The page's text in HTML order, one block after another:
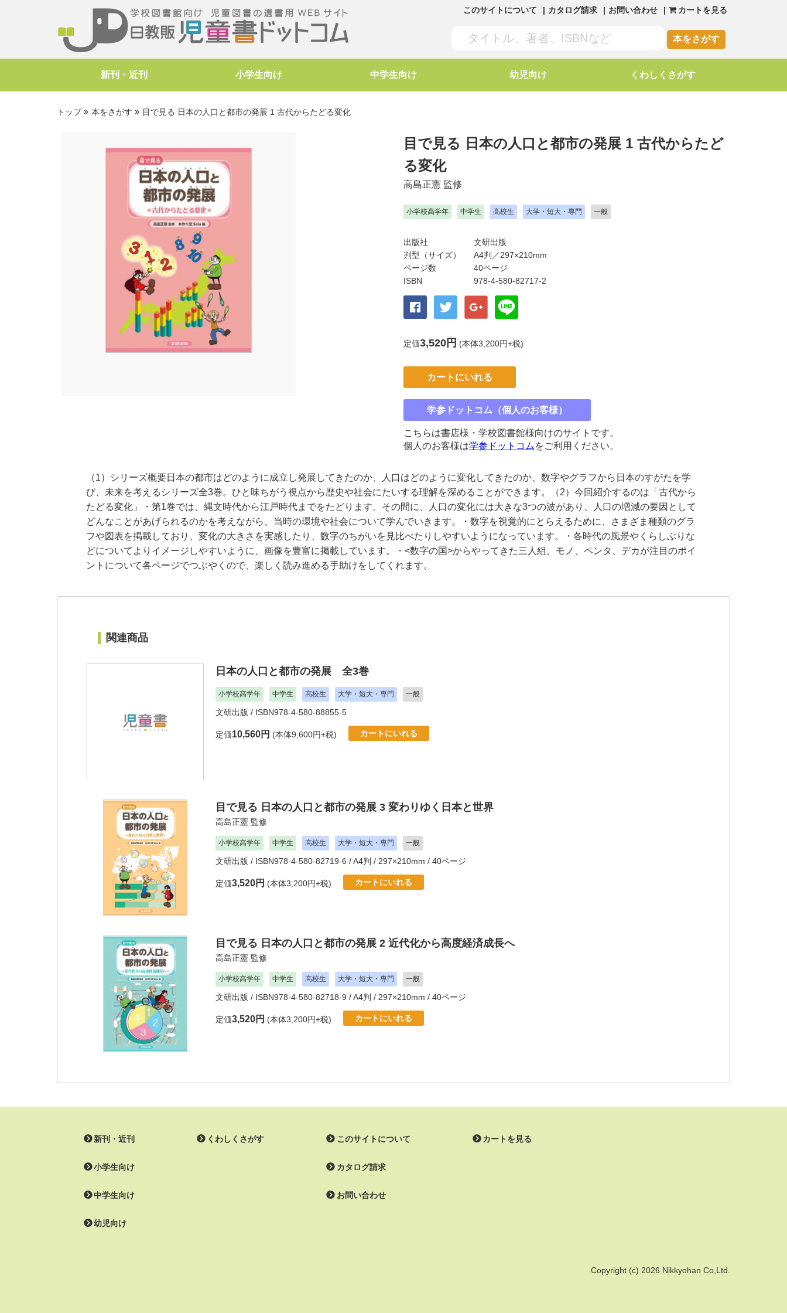
このサイトについて カタログ請求 お問い合わせ カートを見る
本をさがす
新刊・近刊 小学生向け 中学生向け 幼児向け くわしくさがす
トップ 本をさがす 目で見る 日本の人口と都市の発展 1 古代からたどる変化
目で見る 日本の人口と都市の発展 1 古代からたど
る変化
高島正憲 監修
小学校高学年 中学生 高校生 大学・短大・専門 一般
出版社
文研出版
判型（サイズ）
A4判／297×210mm
ページ数
40ページ
ISBN
978-4-580-82717-2
定価3,520円 (本体3,200円+税)
カートにいれる
学参ドットコム（個人のお客様）
こちらは書店様・学校図書館様向けのサイトです。
個人のお客様は学参ドットコム をご利用ください。
（1）シリーズ概要日本の都市はどのように成立し発展してきたのか、人口はどのように変化してきたのか、数字やグラフから日本のすがたを学
び、未来を考えるシリーズ全3巻。ひと味ちがう視点から歴史や社会にたいする理解を深めることができます。（2）今回紹介するのは「古代から
たどる変化」・第1巻では、縄文時代から江戸時代までをたどります。その間に、人口の変化には大きな3つの波があり、人口の増減の要因として
どんなことがあげられるのかを考えながら、当時の環境や社会について学んでいきます。・数字を視覚的にとらえるために、さまざま種類のグラ
フや図表を掲載しており、変化の大きさを実感したり、数字のちがいを見比べたりしやすいようになっています。・各時代の風景やくらしぶりな
どについてよりイメージしやすいように、画像を豊富に掲載しています。・<数字の国>からやってきた三人組、モノ、ペンタ、デカが注目のポイ
ントについて各ページでつぶやくので、楽しく読み進める手助けをしてくれます。
関連商品
日本の人口と都市の発展 全3巻
小学校高学年 中学生 高校生 大学・短大・専門 一般
文研出版 / ISBN978-4-580-88855-5
定価10,560円 (本体9,600円+税) カートにいれる
目で見る 日本の人口と都市の発展 3 変わりゆく日本と世界
高島正憲 監修
小学校高学年 中学生 高校生 大学・短大・専門 一般
文研出版 / ISBN978-4-580-82719-6 / A4判 / 297×210mm / 40ページ
定価3,520円 (本体3,200円+税) カートにいれる
目で見る 日本の人口と都市の発展 2 近代化から高度経済成長へ
高島正憲 監修
小学校高学年 中学生 高校生 大学・短大・専門 一般
文研出版 / ISBN978-4-580-82718-9 / A4判 / 297×210mm / 40ページ
定価3,520円 (本体3,200円+税) カートにいれる
新刊・近刊
小学生向け
中学生向け
幼児向け
くわしくさがす このサイトについて
カタログ請求
お問い合わせ
カートを見る
Copyright (c) 2026 Nikkyohan Co,Ltd.